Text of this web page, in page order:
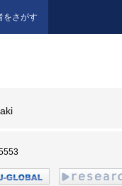
をさがす